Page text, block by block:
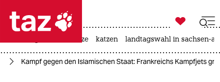
 taz zahl ich
taz zahl ich

taz zahl ich
hitze katzen landtagswahl in sachsen-
Kampf gegen den Islamischen Staat: Frankreichs Kampfjets